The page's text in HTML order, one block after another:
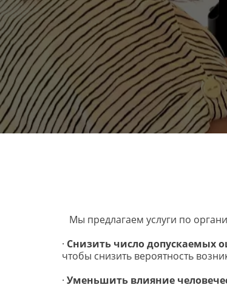
Мы предлагаем услуги по
· Снизить число допускаемых
чтобы снизить вероятность
· Уменьшить влияние